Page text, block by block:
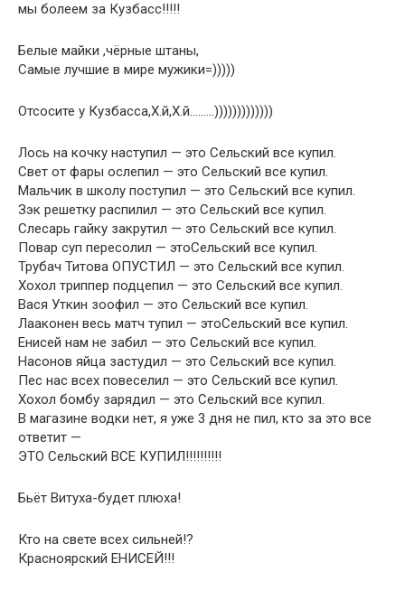
мы болеем за Кузбасс!!!!!
Белые майки ,чёрные штаны,
Самые лучшие в мире мужики=)))))
Отсосите у Кузбасса,Х.й,Х.й………)))))))))))))
Лось на кочку наступил — это Сельский все купил.
Свет от фары ослепил — это Сельский все купил.
Мальчик в школу поступил — это Сельский все купил.
Зэк решетку распилил — это Сельский все купил.
Слесарь гайку закрутил — это Сельский все купил.
Повар суп пересолил — этоСельский все купил.
Трубач Титова ОПУСТИЛ — это Сельский все купил.
Хохол триппер подцепил — это Сельский все купил.
Вася Уткин зоофил — это Сельский все купил.
Лааконен весь матч тупил — этоСельский все купил.
Енисей нам не забил — это Сельский все купил.
Насонов яйца застудил — это Сельский все купил.
Пес нас всех повеселил — это Сельский все купил.
Хохол бомбу зарядил — это Сельский все купил.
В магазине водки нет, я уже 3 дня не пил, кто за это все
ответит —
ЭТО Сельский ВСЕ КУПИЛ!!!!!!!!!!
Бьёт Витуха-будет плюха!
Кто на свете всех сильней!?
Красноярский ЕНИСЕЙ!!!